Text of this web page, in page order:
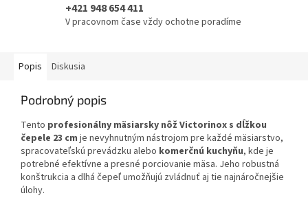
+421 948 654 411
V pracovnom čase vždy ochotne poradíme
Popis Diskusia
Podrobný popis
Tento profesionálny mäsiarsky nôž Victorinox s dĺžkou
čepele 23 cm je nevyhnutným nástrojom pre každé mäsiarstvo,
spracovateľskú prevádzku alebo komerčnú kuchyňu, kde je
potrebné efektívne a presné porciovanie mäsa. Jeho robustná
konštrukcia a dlhá čepeľ umožňujú zvládnuť aj tie najnáročnejšie
úlohy.